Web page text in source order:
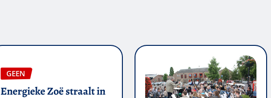
GEEN
Energieke Zoë straalt in